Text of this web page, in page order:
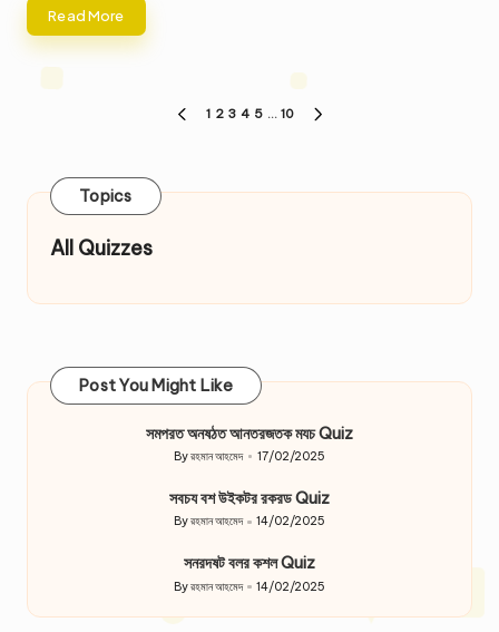
Read More
PREVIOUS
1 2 3 4 5 … 10
Topics
All Quizzes
Post You Might Like
সমপরত অনষঠত আনতরজতক মযচ Quiz
Posted
Byরহমান আহমেদ 17/02/2025
সবচয বশ উইকটর রকরড Quiz
Posted
Byরহমান আহমেদ 14/02/2025
সনরদষট বলর কশল Quiz
Posted
by
Byরহমান আহমেদ 14/02/2025